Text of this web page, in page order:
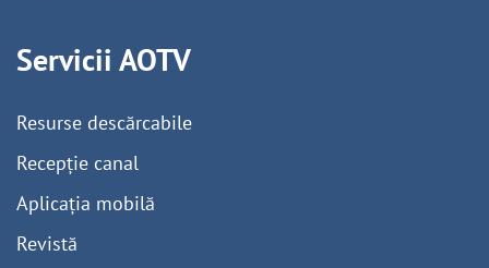
Servicii AOTV
Resurse descărcabile
Recepție canal
Aplicația mobilă
Revistă